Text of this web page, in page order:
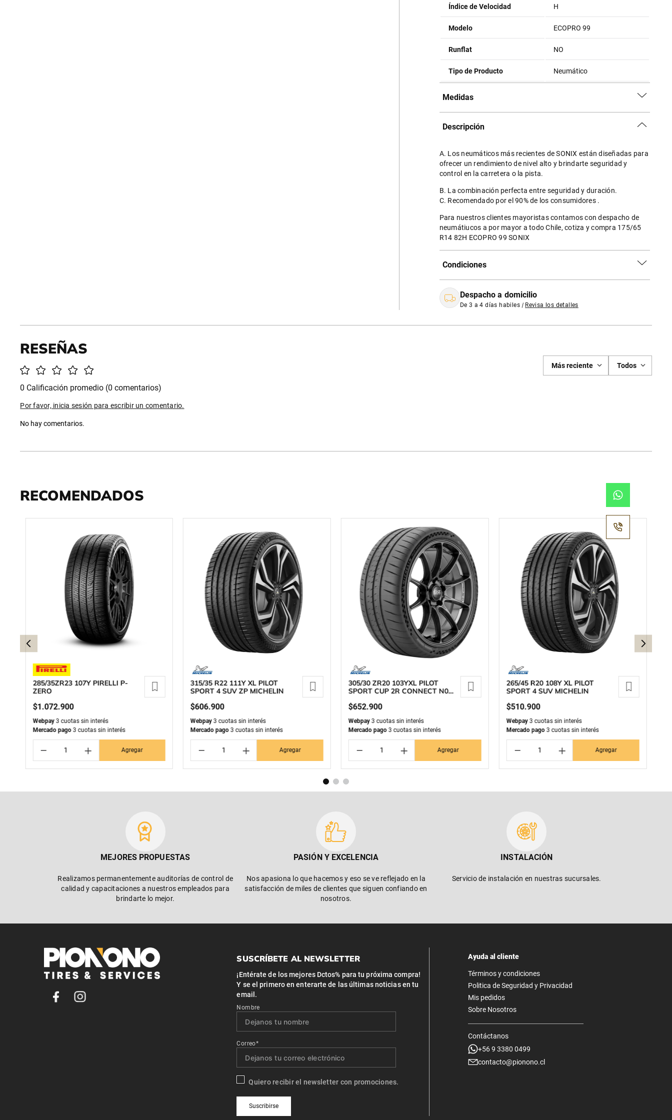
Índice de Velocidad H
Modelo ECOPRO 99
Runflat NO
Tipo de Producto Neumático
Medidas
Descripción
A. Los neumáticos más recientes de SONIX están diseñadas para
ofrecer un rendimiento de nivel alto y brindarte seguridad y
control en la carretera o la pista.
B. La combinación perfecta entre seguridad y duración.
C. Recomendado por el 90% de los consumidores .
Para nuestros clientes mayoristas contamos con despacho de
neumátiucos a por mayor a todo Chile, cotiza y compra 175/65
R14 82H ECOPRO 99 SONIX
Condiciones
Despacho a domicilio
De 3 a 4 días habiles | Revisa los detalles
0 Calificación promedio (0 comentarios)
Por favor, inicia sesión para escribir un comentario.
Más reciente Todos
No hay comentarios.
RECOMENDADOS
285/35ZR23 107Y PIRELLI P-
ZERO
$1.072.900
Webpay3 cuotas sin interés
Mercado pago3 cuotas sin interés
＋
－ Agregar
315/35 R22 111Y XL PILOT
SPORT 4 SUV ZP MICHELIN
$606.900
Webpay 3 cuotas sin interés
Mercado pago 3 cuotas sin interés
＋
－ Agregar
305/30 ZR20 103YXL PILOT
SPORT CUP 2R CONNECT N0
$652.900
Webpay3 cuotas sin interés
Mercado pago3 cuotas sin interés
＋
－ Agregar
265/45 R20 108Y XL PILOT
SPORT 4 SUV MICHELIN
$510.900
Webpay3 cuotas sin interés
Mercado pago3 cuotas sin interés
＋
－ Agregar
MEJORES PROPUESTAS
Realizamos permanentemente auditorías de control de
calidad y capacitaciones a nuestros empleados para
brindarte lo mejor.
PASIÓN Y EXCELENCIA
Nos apasiona lo que hacemos y eso se ve reflejado en la
satisfacción de miles de clientes que siguen confiando en
nosotros.
INSTALACIÓN
Servicio de instalación en nuestras sucursales.
SUSCRÍBETE AL NEWSLETTER
¡Entérate de los mejores Dctos% para tu próxima compra!
Y se el primero en enterarte de las últimas noticias en tu
email.
Nombre
Correo*
Quiero recibir el newsletter con promociones.
Suscribirse
Ayuda al cliente
Términos y condiciones
Politica de Seguridad y Privacidad
Mis pedidos
Sobre Nosotros
Contáctanos
+56 9 3380 0499
contacto@pionono.cl